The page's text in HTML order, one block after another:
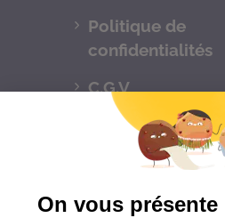
Politique de
confidentialités
C.G.V
Suivez-nous